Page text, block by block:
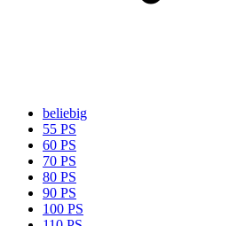
beliebig
55 PS
60 PS
70 PS
80 PS
90 PS
100 PS